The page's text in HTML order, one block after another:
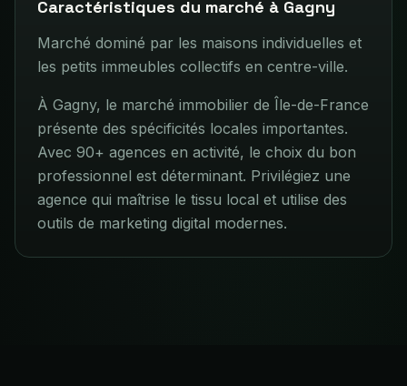
Caractéristiques du marché à Gagny
Marché dominé par les maisons individuelles et
les petits immeubles collectifs en centre-ville.
À Gagny, le marché immobilier de Île-de-France
présente des spécificités locales importantes.
Avec 90+ agences en activité, le choix du bon
professionnel est déterminant. Privilégiez une
agence qui maîtrise le tissu local et utilise des
outils de marketing digital modernes.